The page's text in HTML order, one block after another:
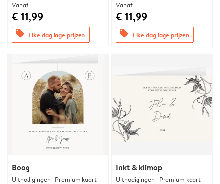
Vanaf
€ 11,99
offers Elke dag lage prijzen
Vanaf
€ 11,99
offers Elke dag lage prijzen
Boog
Uitnodigingen | Premium kaart
Inkt & klimop
Uitnodigingen | Premium kaart